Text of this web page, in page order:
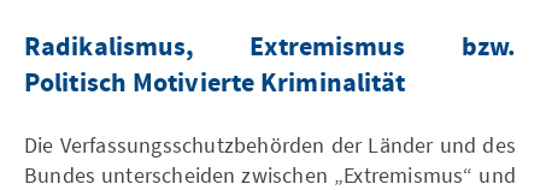
Radikalismus, Extremismus bzw.
Politisch Motivierte Kriminalität
Die Verfassungsschutzbehörden der Länder und des
Bundes unterscheiden zwischen „Extremismus“ und